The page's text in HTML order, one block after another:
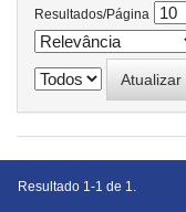
Resultados/Página
Resultado 1-1 de 1.